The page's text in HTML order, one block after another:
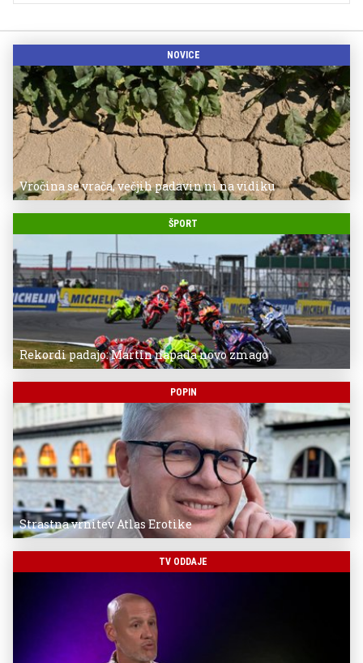
NOVICE
Vročina se vrača, večjih padavin ni na vidiku
ŠPORT
Rekordi padajo: Martin napada novo zmago
POPIN
Strastna vrnitev Atlas Erotike
TV ODDAJE